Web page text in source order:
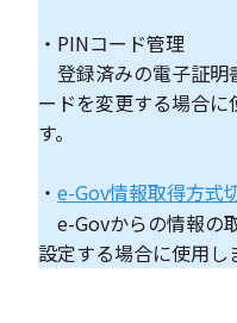
・PINコード管理
登録済みの電子証明
ードを変更する場合に
す。
・ e-Gov情報取得方式
e-Govからの情報の
設定する場合に使用し